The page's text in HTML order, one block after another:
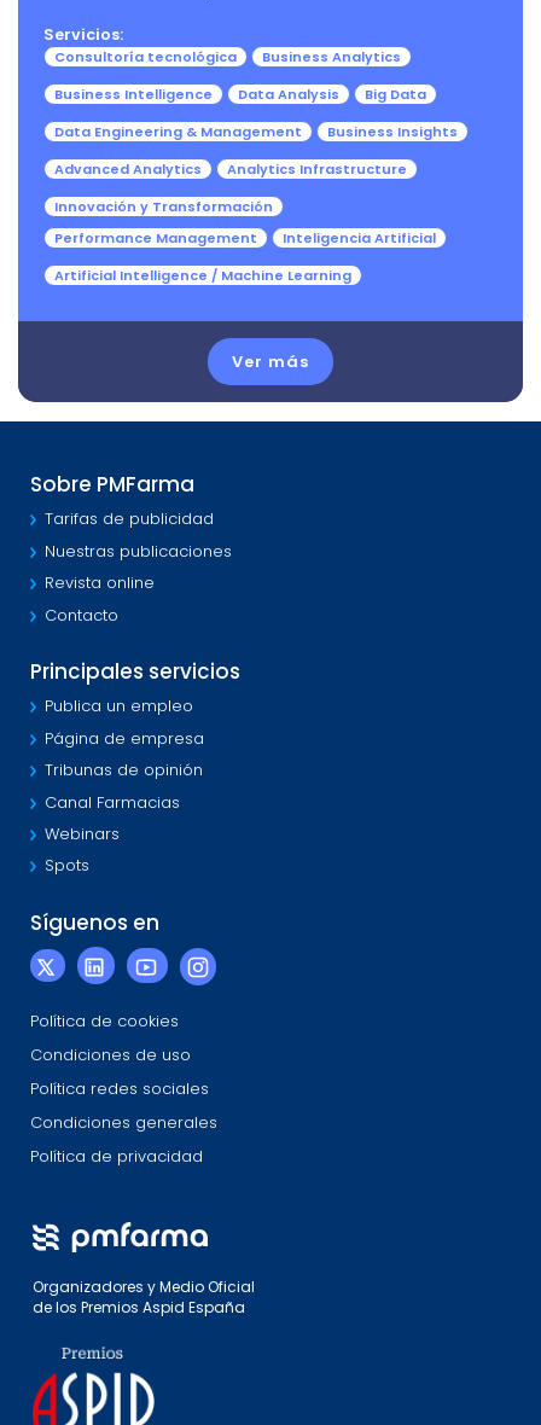
Servicios:
Consultoría tecnológica
Business Analytics
Business Intelligence
Data Analysis
Big Data
Data Engineering & Management
Business Insights
Advanced Analytics
Analytics Infrastructure
Innovación y Transformación
Performance Management
Inteligencia Artificial
Artificial Intelligence / Machine Learning
Ver más
Sobre PMFarma
Tarifas de publicidad
Nuestras publicaciones
Revista online
Contacto
Principales servicios
Publica un empleo
Página de empresa
Tribunas de opinión
Canal Farmacias
Webinars
Spots
Síguenos en
Política de cookies
Condiciones de uso
Política redes sociales
Condiciones generales
Política de privacidad
Organizadores y Medio Oficial
de los Premios Aspid España